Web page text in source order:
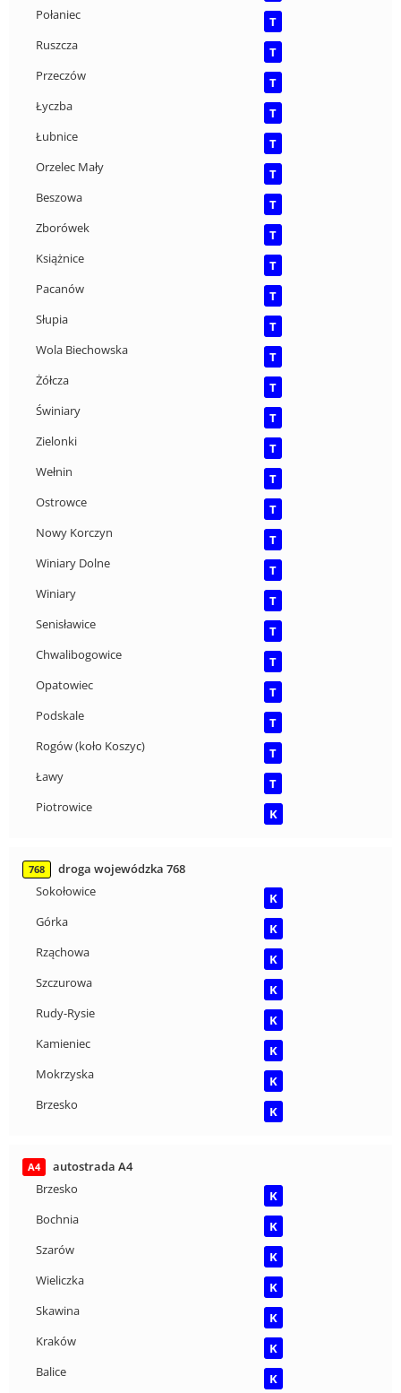
Połaniec
T
Ruszcza
T
Przeczów
T
Łyczba
T
Łubnice
T
Orzelec Mały
T
Beszowa
T
Zborówek
T
Książnice
T
Pacanów
T
Słupia
T
Wola Biechowska
T
Żółcza
T
Świniary
T
Zielonki
T
Wełnin
T
Ostrowce
T
Nowy Korczyn
T
Winiary Dolne
T
Winiary
T
Senisławice
T
Chwalibogowice
T
Opatowiec
T
Podskale
T
Rogów (koło Koszyc)
T
Ławy
T
Piotrowice
K
768
droga wojewódzka 768
Sokołowice
K
Górka
K
Rząchowa
K
Szczurowa
K
Rudy-Rysie
K
Kamieniec
K
Mokrzyska
K
Brzesko
K
A4
autostrada A4
Brzesko
K
Bochnia
K
Szarów
K
Wieliczka
K
Skawina
K
Kraków
K
Balice
K